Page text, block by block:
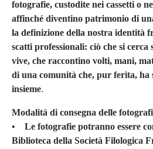
fotografie, custodite nei cassetti o
affinché diventino patrimonio di
la definizione della nostra identità
scatti professionali: ciò che si cerca
vive, che raccontino volti, mani,
di una comunità che, pur ferita, ha
insieme.
Modalità di consegna delle
• Le fotografie potranno essere
Biblioteca della Società Filologica